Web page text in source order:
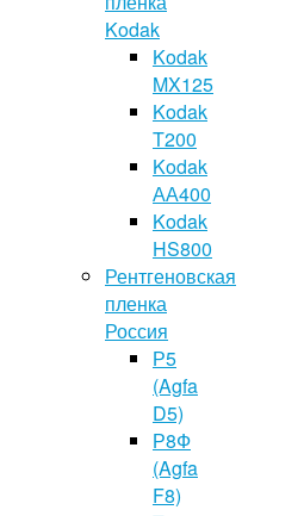
Kodak
Kodak
MX125
Kodak
T200
Kodak
АА400
Kodak
HS800
Рентгеновская
пленка
Россия
Р5
(Agfa
D5)
Р8Ф
(Agfa
F8)